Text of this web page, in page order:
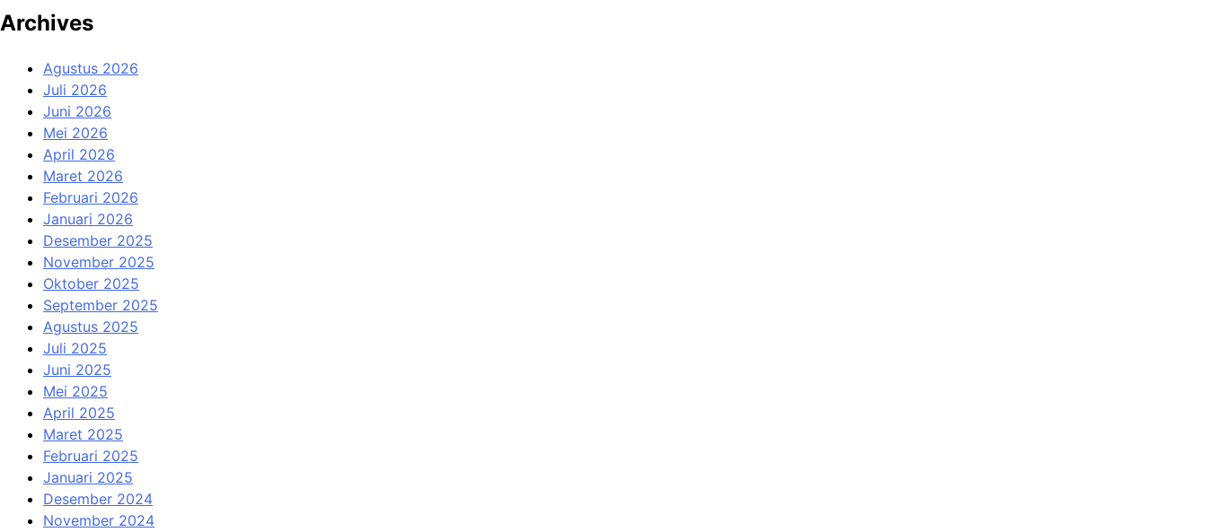
Archives
Agustus 2026
Juli 2026
Juni 2026
Mei 2026
April 2026
Maret 2026
Februari 2026
Januari 2026
Desember 2025
November 2025
Oktober 2025
September 2025
Agustus 2025
Juli 2025
Juni 2025
Mei 2025
April 2025
Maret 2025
Februari 2025
Januari 2025
Desember 2024
November 2024